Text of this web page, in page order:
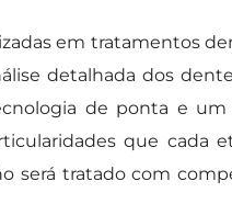
em tratamentos
detalhada dos
de ponta e
que cada
será tratado com